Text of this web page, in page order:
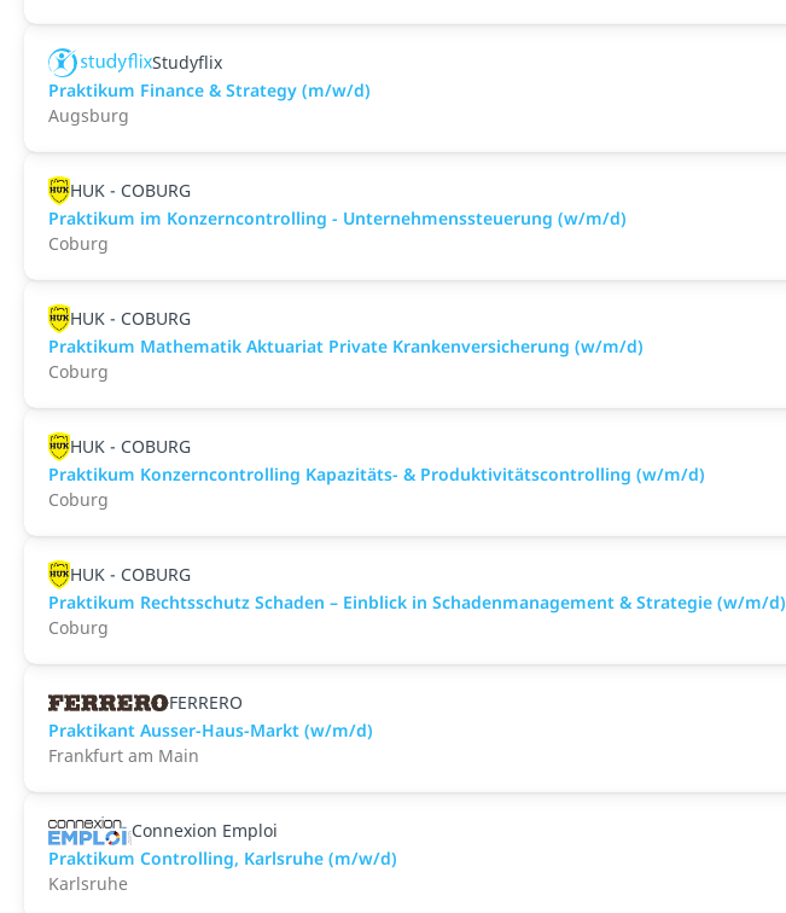
Studyflix
Praktikum Finance & Strategy (m/w/d)
Augsburg
HUK - COBURG
Praktikum im Konzerncontrolling - Unternehmenssteuerung (w/m/d)
Coburg
HUK - COBURG
Praktikum Mathematik Aktuariat Private Krankenversicherung (w/m/d)
Coburg
HUK - COBURG
Praktikum Konzerncontrolling Kapazitäts- & Produktivitätscontrolling (w/m/d)
Coburg
HUK - COBURG
Praktikum Rechtsschutz Schaden – Einblick in Schadenmanagement & Strategie (w/m/d)
Coburg
FERRERO
Praktikant Ausser-Haus-Markt (w/m/d)
Frankfurt am Main
Connexion Emploi
Praktikum Controlling, Karlsruhe (m/w/d)
Karlsruhe